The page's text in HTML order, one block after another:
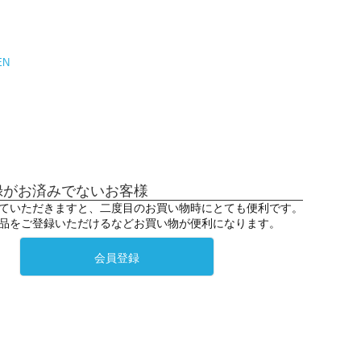
お済みでないお客様
いただきますと、二度目のお買い物時にとても便利です。
をご登録いただけるなどお買い物が便利になります。
会員登録